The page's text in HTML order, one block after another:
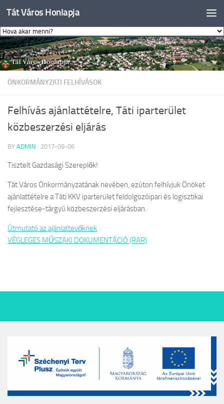
Skip to content
Tát Város Honlapja
ÖNKORMÁNYZATI FELHÍVÁSOK
Felhívás ajánlattételre, Táti iparterület
közbeszerzési eljárás
BY ADMIN · 2017-09-06
Tisztelt Gazdasági Szereplők!
Tát Város Önkormányzatának nevében, ezúton felhívjuk Önöket
ajánlattételre a Táti KKV iparterület feldolgozóipari és logisztikai
fejlesztése-tárgyú közbeszerzési eljárásban.
Útmutató az ajánlattevőknek
VÉGLEGES MŰSZAKI DOKUMENTÁCIÓ (RAR)